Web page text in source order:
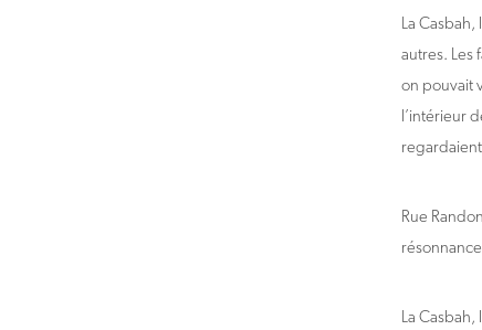
La
autres. Les
on pouvait
l’intérieur
Rue
La